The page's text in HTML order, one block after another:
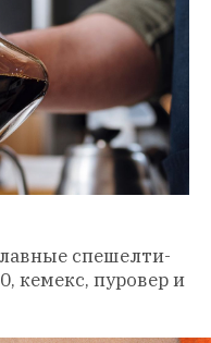
спешелти-
кемекс, пуровер и